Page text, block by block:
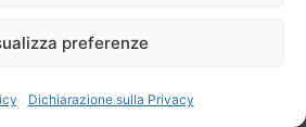
preferenze
Dichiarazione sulla Privacy